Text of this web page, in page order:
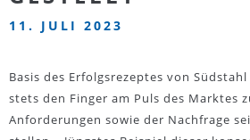
11. JULI 2023
Basis des Erfolgsrezeptes von
stets den Finger am Puls des Marktes
Anforderungen sowie der Nachfrage